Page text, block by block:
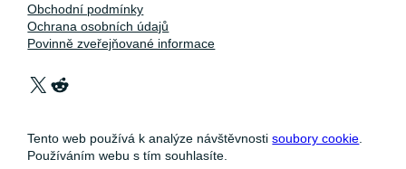
Obchodní podmínky
Ochrana osobních údajů
Povinně zveřejňované informace
X Reddit
Tento web používá k analýze návštěvnostisoubory cookie
Používáním webu s tím souhlasíte.